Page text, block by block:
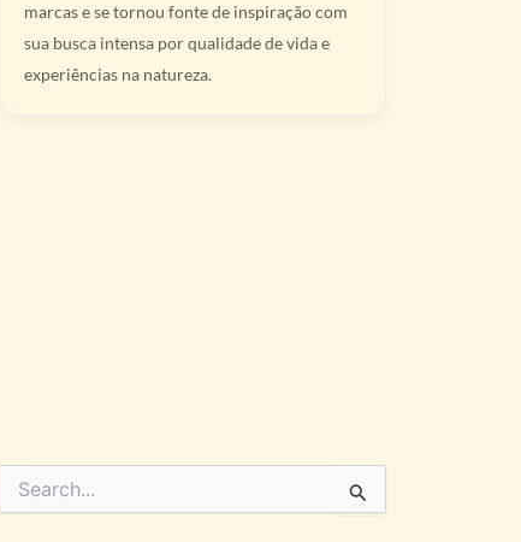
marcas e se tornou fonte de inspiração com
sua busca intensa por qualidade de vida e
experiências na natureza.
Pesquisar
por: